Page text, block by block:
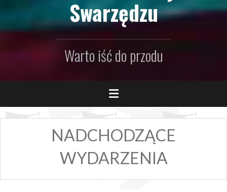
Swarzędzu
Warto iść do przodu
NADCHODZĄCE
WYDARZENIA